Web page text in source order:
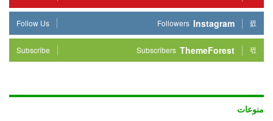
Instagram
Followers
Follow Us
ThemeForest
Subscribers
Subscribe
منوعات